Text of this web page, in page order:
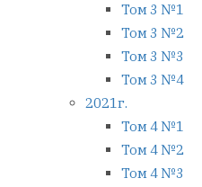
Том 3 №1
Том 3 №2
Том 3 №3
Том 3 №4
2021г.
Том 4 №1
Том 4 №2
Том 4 №3